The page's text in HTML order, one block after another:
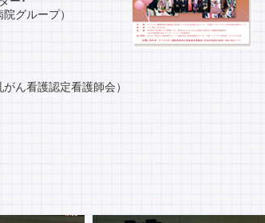
グループ）
ん看護認定看護師会）